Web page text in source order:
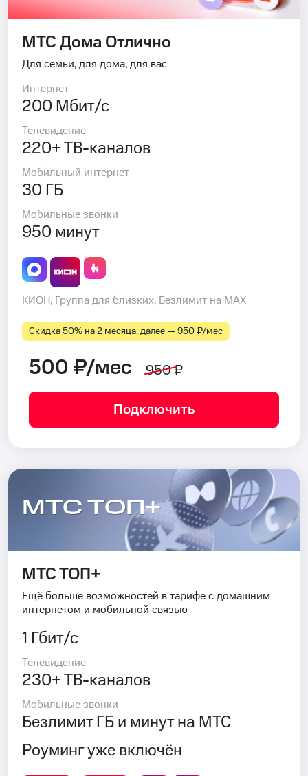
МТС Дома Отлично
Для семьи, для дома, для вас
Интернет
200 Мбит/с
Телевидение
220+ ТВ-каналов
Мобильный интернет
30 ГБ
Мобильные звонки
950 минут
КИОН, Группа для близких, Безлимит на MAX
Скидка 50% на 2 месяца, далее — 950 ₽⁠/⁠мес
500 ₽/мес 950 ₽
Подключить
МТС ТОП+
МТС ТОП+
Ещё больше возможностей в тарифе с домашним
интернетом и мобильной связью
1 Гбит/с
Телевидение
230+ ТВ-каналов
Мобильные звонки
Безлимит ГБ и минут на МТС
Роуминг уже включён